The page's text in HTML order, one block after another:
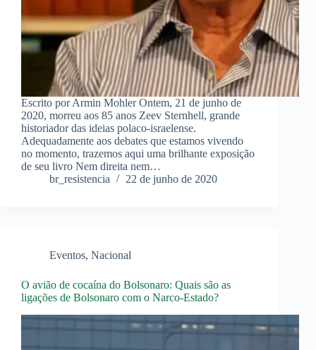
Escrito por Armin Mohler Ontem, 21 de junho de
2020, morreu aos 85 anos Zeev Sternhell, grande
historiador das ideias polaco-israelense.
Adequadamente aos debates que estamos vivendo
no momento, trazemos aqui uma brilhante exposição
de seu livro Nem direita nem…
br_resistencia
22 de junho de 2020
Eventos, Nacional
O avião de cocaína do Bolsonaro: Quais são as
ligações de Bolsonaro com o Narco-Estado?